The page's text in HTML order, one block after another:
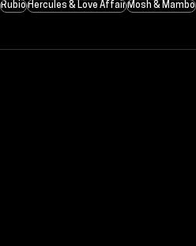
RubioHercules & Love AffairMosh & Mambo